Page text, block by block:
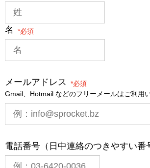
名 *
メールアドレス
*
Gmail、Hotmail などのフリーメールはご利用
電話番号（日中連絡のつきやすい番